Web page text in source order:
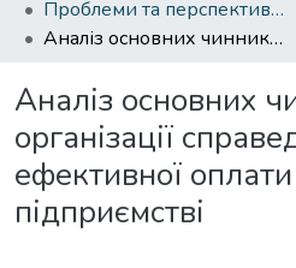
Проблеми та перспективи розвитку підприємництва
Аналіз основних чинників організації справедливої та ефективної оплати праці на підприємстві
Аналіз основних
організації
ефективної
підприємстві